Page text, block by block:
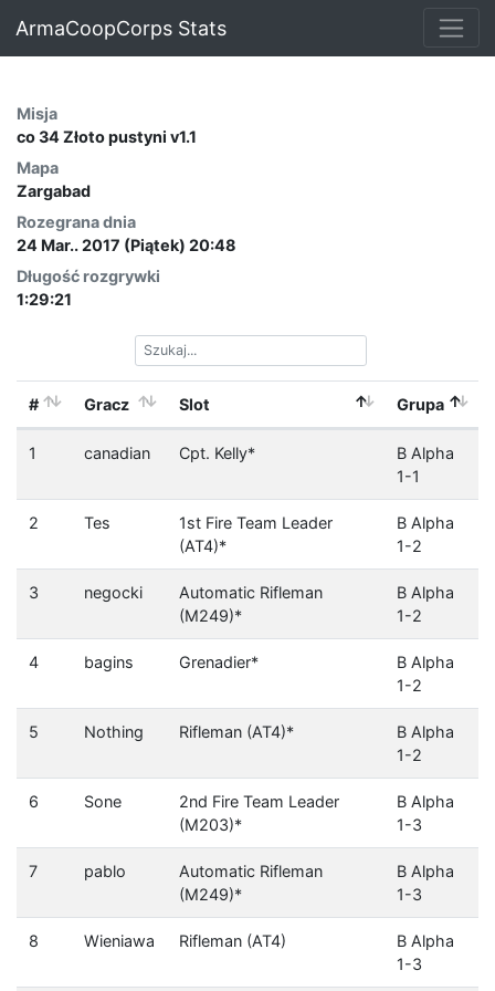
ArmaCoopCorps Stats
Misja
co 34 Złoto pustyni v1.1
Mapa
Zargabad
Rozegrana dnia
24 Mar.. 2017 (Piątek) 20:48
Długość rozgrywki
1:29:21
# Gracz Slot Grupa
1 canadian Cpt. Kelly*
B Alpha
1-1
2 Tes
1st Fire Team Leader
(AT4)*
B Alpha
1-2
3 negocki
Automatic Rifleman
(M249)*
B Alpha
1-2
4 bagins Grenadier*
B Alpha
1-2
5 Nothing Rifleman (AT4)*
B Alpha
1-2
6 Sone
2nd Fire Team Leader
(M203)*
B Alpha
1-3
7 pablo
Automatic Rifleman
(M249)*
B Alpha
1-3
8 Wieniawa Rifleman (AT4)
B Alpha
1-3